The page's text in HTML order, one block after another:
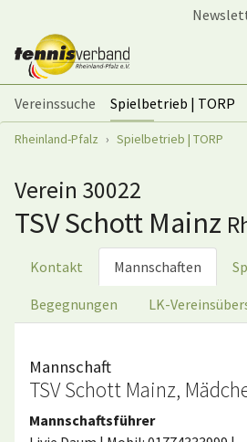
Vereinssuche Spielbetrieb | TORP
Sie sind hier:
Rheinland-Pfalz Spielbetrieb | TORP
Verein 30022
TSV Schott Mainz
Kontakt Mannschaften
Begegnungen LK-
Mannschaft
TSV Schott Mainz,
Mannschaftsführer